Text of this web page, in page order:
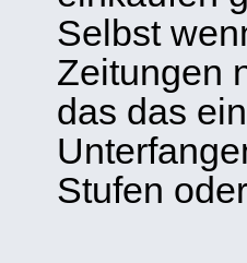
Selbst
Zeitungen
das das
Stufen